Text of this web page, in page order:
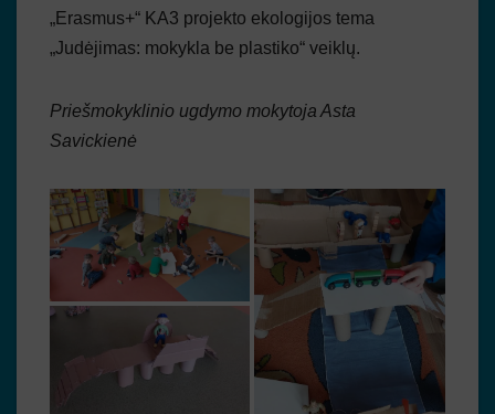
„Erasmus+“ KA3 projekto ekologijos tema
„Judėjimas: mokykla be plastiko“ veiklų.
Priešmokyklinio ugdymo mokytoja Asta
Savickienė